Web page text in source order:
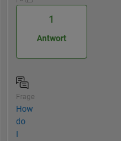
1
Antwort
Frage
How
do
I